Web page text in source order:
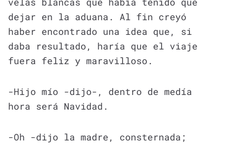
dejar en la aduana. Al fin creyó
haber encontrado una idea que, si
daba resultado, haría que el viaje
fuera feliz y maravilloso.
-Hijo mío -dijo-, dentro de medía
hora será Navidad.
-Oh -dijo la madre, consternada;